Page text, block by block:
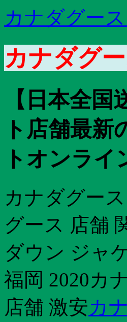
カナダグー
カナダグ
【日本全
ト店舗最
トオンラ
カナダグー
グース 店舗
ダウン ジャ
福岡 2020カ
店舗 激安カ